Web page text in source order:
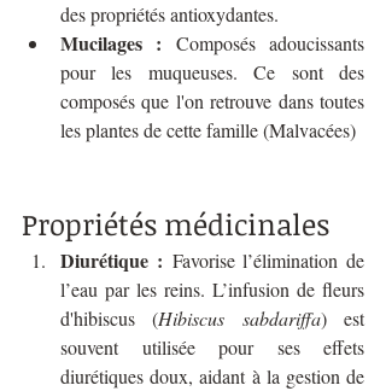
des propriétés antioxydantes.
Mucilages : Composés adoucissants
pour les muqueuses. Ce sont des
composés que l'on retrouve dans toutes
les plantes de cette famille (Malvacées)
Propriétés médicinales
Diurétique : Favorise l’élimination de
l’eau par les reins. L’infusion de fleurs
d'hibiscus (Hibiscus sabdariffa) est
souvent utilisée pour ses effets
diurétiques doux, aidant à la gestion de